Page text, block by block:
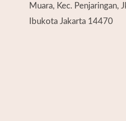
Muara, Kec. Penjaringan,
Ibukota Jakarta 14470